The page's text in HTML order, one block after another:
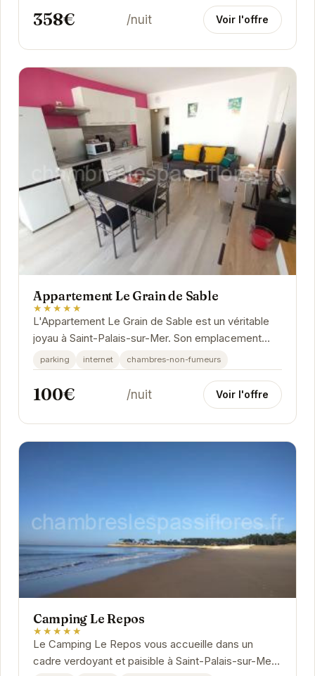
358€ /nuit Voir l'offre
Appartement Le Grain de Sable
★★★★★
L'Appartement Le Grain de Sable est un véritable
joyau à Saint-Palais-sur-Mer. Son emplacement
idéal vous permet de profiter pleinement des...
parking internet chambres-non-fumeurs
100€ /nuit Voir l'offre
Camping Le Repos
★★★★★
Le Camping Le Repos vous accueille dans un
cadre verdoyant et paisible à Saint-Palais-sur-Mer.